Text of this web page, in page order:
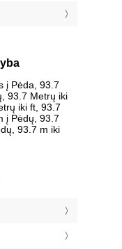
į Pėda, 93.7
93.7 Metrų iki
iki ft, 93.7
į Pėdų, 93.7
93.7 m iki